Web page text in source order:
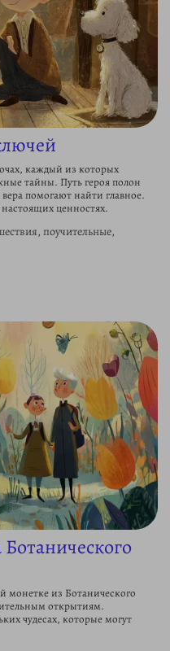
каждый из которых
тайны. Путь героя полон
помогают найти главное.
ценностях.
поучительные,
монетке из Ботанического
открытиям.
чудесах, которые могут